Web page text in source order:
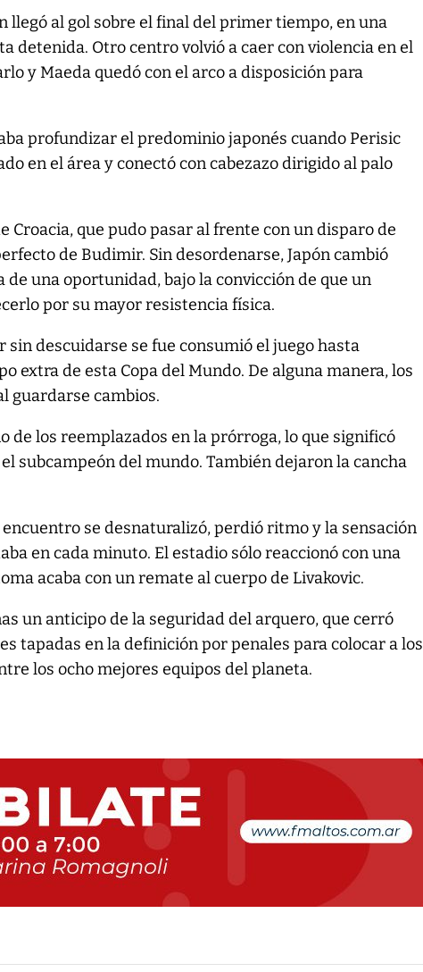
llegó al gol sobre el final del primer tiempo, en una
detenida. Otro centro volvió a caer con violencia en el
y Maeda quedó con el arco a disposición para
profundizar el predominio japonés cuando Perisic
en el área y conectó con cabezazo dirigido al palo
Croacia, que pudo pasar al frente con un disparo de
de Budimir. Sin desordenarse, Japón cambió
de una oportunidad, bajo la convicción de que un
por su mayor resistencia física.
sin descuidarse se fue consumió el juego hasta
extra de esta Copa del Mundo. De alguna manera, los
guardarse cambios.
de los reemplazados en la prórroga, lo que significó
subcampeón del mundo. También dejaron la cancha
se desnaturalizó, perdió ritmo y la sensación
en cada minuto. El estadio sólo reaccionó con una
acaba con un remate al cuerpo de Livakovic.
un anticipo de la seguridad del arquero, que cerró
tapadas en la definición por penales para colocar a los
los ocho mejores equipos del planeta.